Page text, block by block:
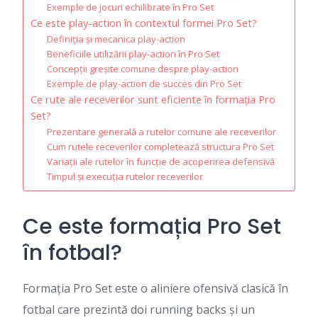
Exemple de jocuri echilibrate în Pro Set
Ce este play-action în contextul formei Pro Set?
Definiția și mecanica play-action
Beneficiile utilizării play-action în Pro Set
Concepții greșite comune despre play-action
Exemple de play-action de succes din Pro Set
Ce rute ale receverilor sunt eficiente în formația Pro
Set?
Prezentare generală a rutelor comune ale receverilor
Cum rutele receverilor completează structura Pro Set
Variații ale rutelor în funcție de acoperirea defensivă
Timpul și execuția rutelor receverilor
Ce este formația Pro Set
în fotbal?
Formația Pro Set este o aliniere ofensivă clasică în
fotbal care prezintă doi running backs și un